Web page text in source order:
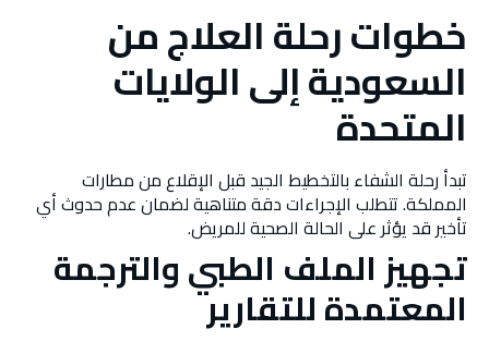
خطوات رحلة العلاج من
السعودية إلى الولايات
المتحدة
تبدأ رحلة الشفاء بالتخطيط الجيد قبل الإقلاع من مطارات
المملكة. تتطلب الإجراءات دقة متناهية لضمان عدم حدوث أي
تأخير قد يؤثر على الحالة الصحية للمريض.
تجهيز الملف الطبي والترجمة
المعتمدة للتقارير